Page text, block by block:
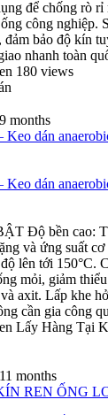
để chống rò
công nghiệp.
đảm bảo độ kín
nhanh toàn
180 views
9 months
dán
dán
Độ bền cao:
và ứng suất
lên tới 150°C.
mỏi, giảm
axit. Lấp khe
cần gia công
Lấy Hàng Tại
11 months
REN ỐNG